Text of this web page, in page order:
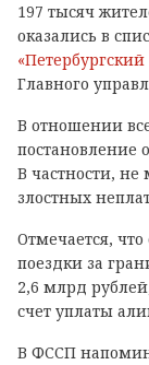
197 тысяч
оказались в
Главного
В отношении
постановление
В частности, не
злостных
Отмечается,
поездки за
2,6 млрд
счет уплаты
В ФССП